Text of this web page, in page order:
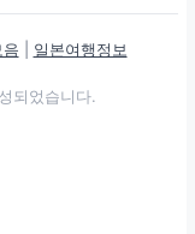
일본여행정보
되었습니다.